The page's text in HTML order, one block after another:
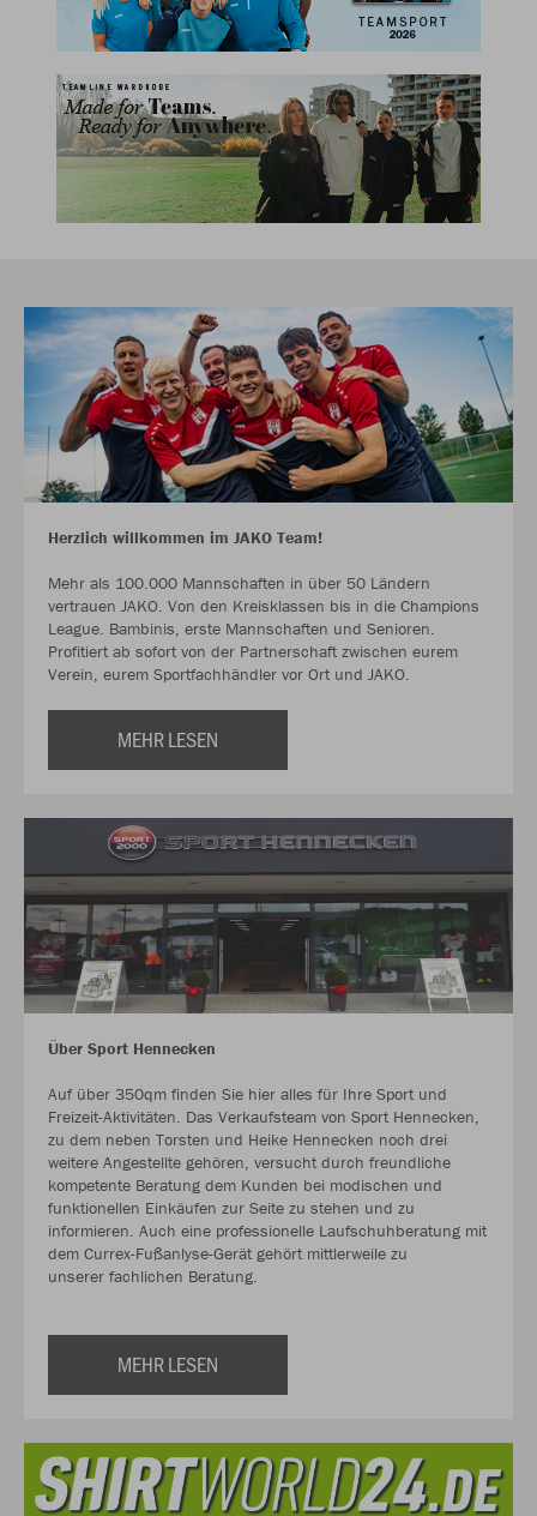
Herzlich willkommen im JAKO Team!
Mehr als 100.000 Mannschaften in über 50 Ländern
vertrauen JAKO. Von den Kreisklassen bis in die Champions
League. Bambinis, erste Mannschaften und Senioren.
Profitiert ab sofort von der Partnerschaft zwischen eurem
Verein, eurem Sportfachhändler vor Ort und JAKO.
MEHR LESEN
Über Sport Hennecken
Auf über 350qm finden Sie hier alles für Ihre Sport und
Freizeit-Aktivitäten. Das Verkaufsteam von Sport Hennecken,
zu dem neben Torsten und Heike Hennecken noch drei
weitere Angestellte gehören, versucht durch freundliche
kompetente Beratung dem Kunden bei modischen und
funktionellen Einkäufen zur Seite zu stehen und zu
informieren. Auch eine professionelle Laufschuhberatung mit
dem Currex-Fußanlyse-Gerät gehört mittlerweile zu
unserer fachlichen Beratung.
MEHR LESEN